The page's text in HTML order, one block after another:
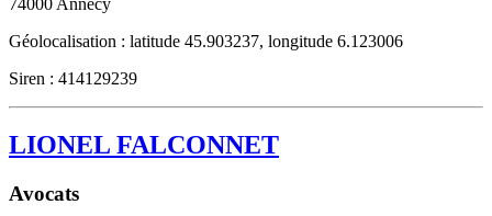
74000 Annecy
Géolocalisation : latitude 45.903237, longitude 6.123006
Siren : 414129239
LIONEL FALCONNET
Avocats